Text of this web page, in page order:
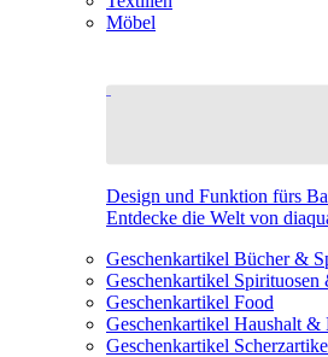
Möbel
Design und Funktion fürs
Entdecke die Welt von
Geschenkartikel Bücher &
Geschenkartikel Spirituosen
Geschenkartikel Food
Geschenkartikel Haushalt &
Geschenkartikel